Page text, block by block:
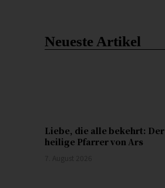
Neueste Artikel
Liebe, die alle bekehrt: Der
heilige Pfarrer von Ars